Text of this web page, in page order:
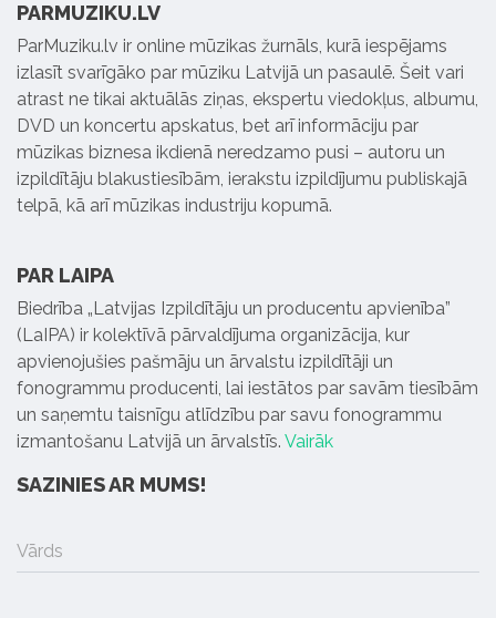
PARMUZIKU.LV
ParMuziku.lv ir online mūzikas žurnāls, kurā iespējams
izlasīt svarīgāko par mūziku Latvijā un pasaulē. Šeit vari
atrast ne tikai aktuālās ziņas, ekspertu viedokļus, albumu,
DVD un koncertu apskatus, bet arī informāciju par
mūzikas biznesa ikdienā neredzamo pusi – autoru un
izpildītāju blakustiesībām, ierakstu izpildījumu publiskajā
telpā, kā arī mūzikas industriju kopumā.
PAR LAIPA
Biedrība „Latvijas Izpildītāju un producentu apvienība”
(LaIPA) ir kolektīvā pārvaldījuma organizācija, kur
apvienojušies pašmāju un ārvalstu izpildītāji un
fonogrammu producenti, lai iestātos par savām tiesībām
un saņemtu taisnīgu atlīdzību par savu fonogrammu
izmantošanu Latvijā un ārvalstīs. Vairāk
SAZINIES AR MUMS!
Vārds